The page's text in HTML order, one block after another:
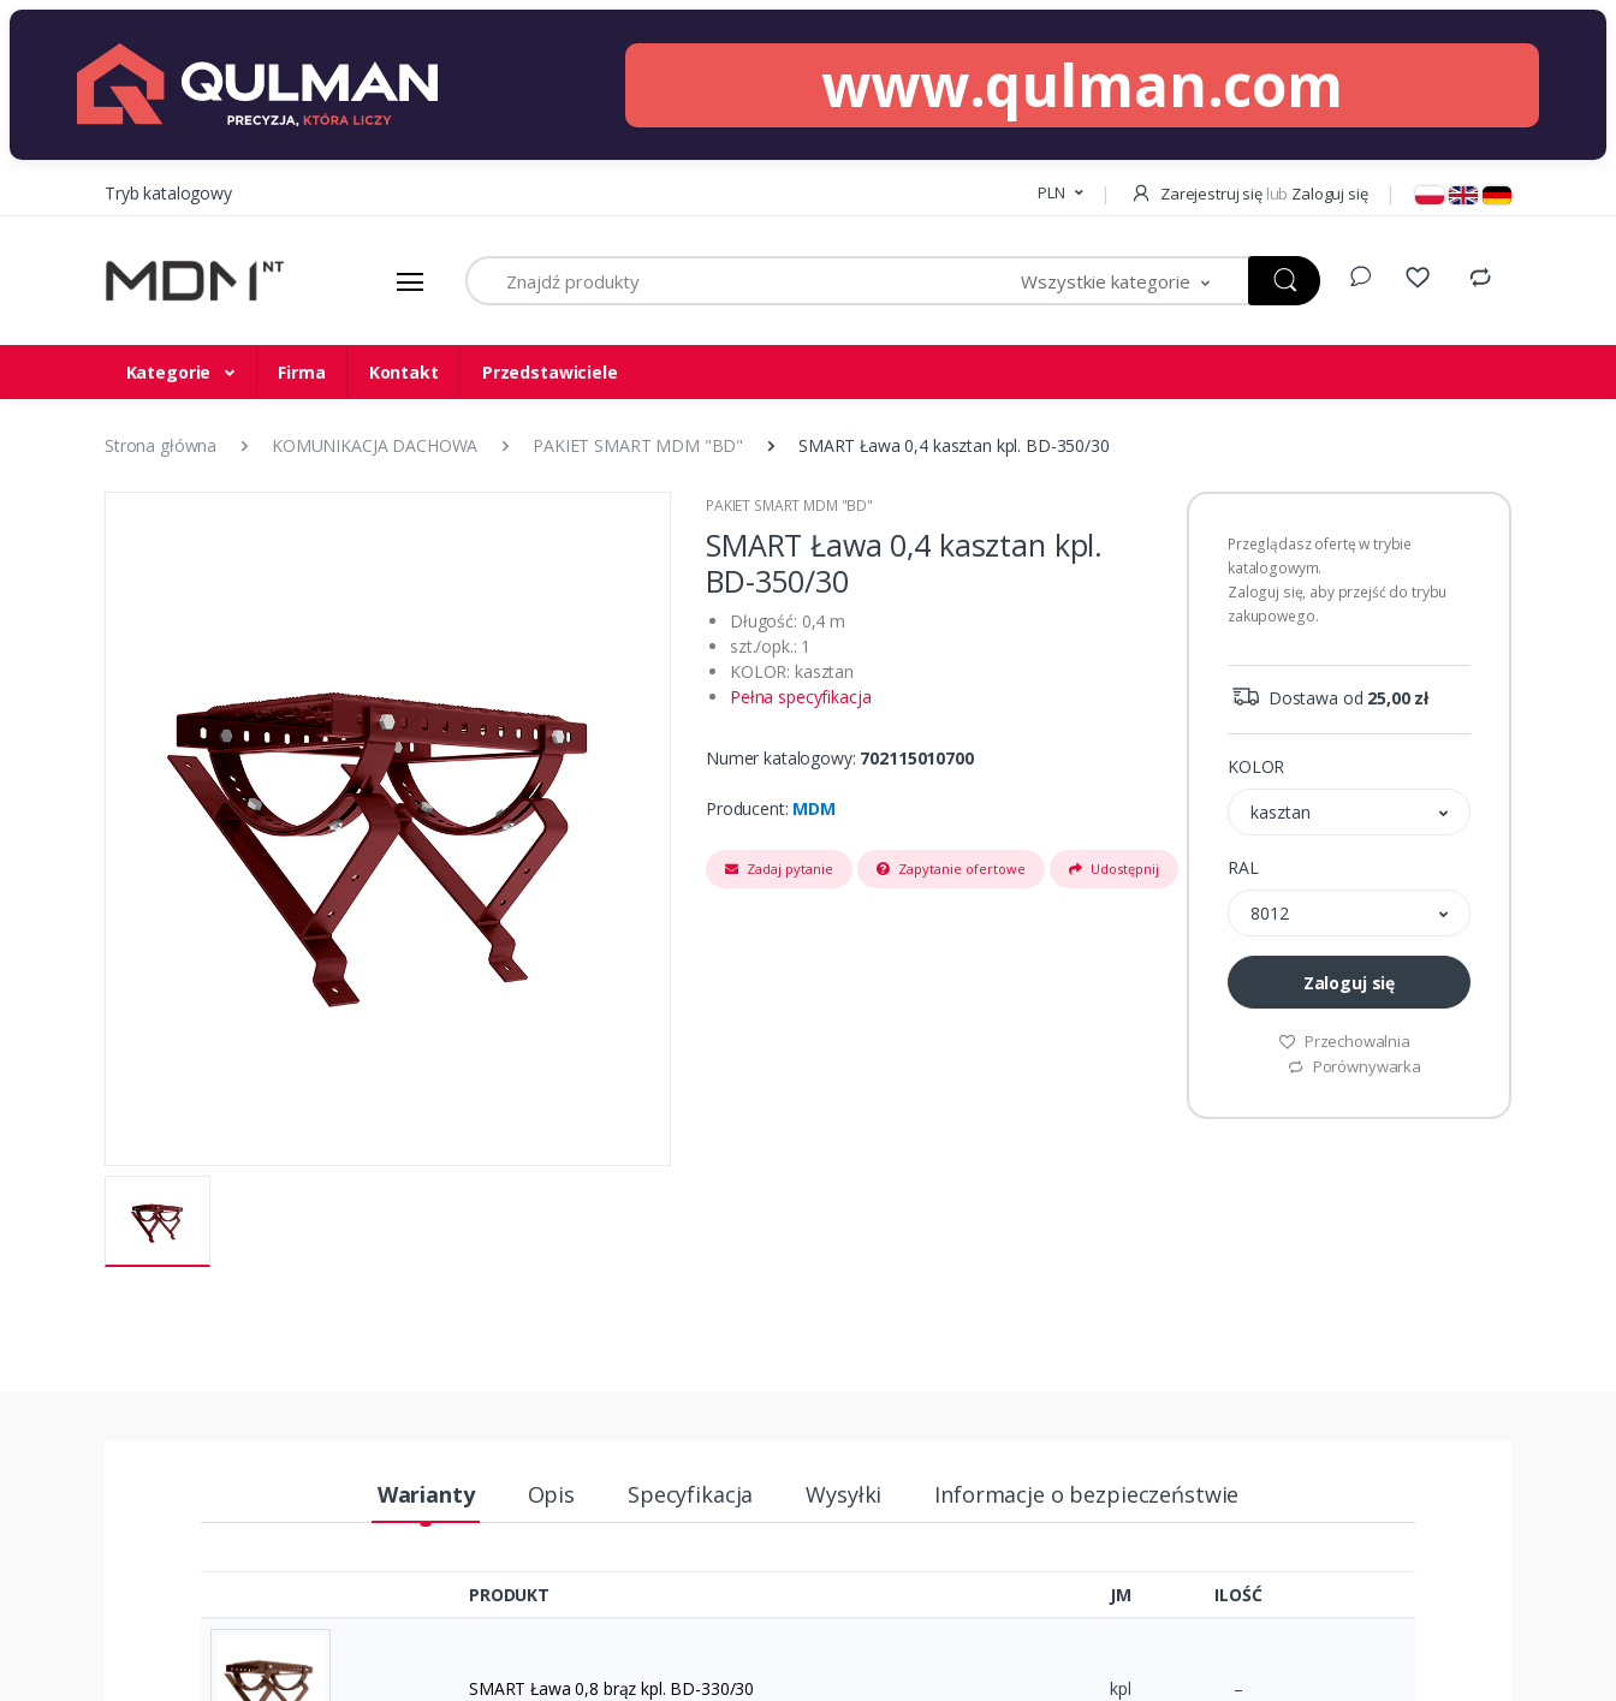
www.qulman.com
Tryb katalogowy PLN Zarejestruj się lub Zaloguj się
Szukaj
Wszystkie kategorie
Kategorie Firma Kontakt Przedstawiciele
Strona główna KOMUNIKACJA DACHOWA PAKIET SMART MDM "BD" SMART Ława 0,4 kasztan kpl. BD-350/30
PAKIET SMART MDM "BD"
SMART Ława 0,4 kasztan kpl.
BD-350/30
Długość: 0,4 m
szt./opk.: 1
KOLOR: kasztan
Pełna specyfikacja
Numer katalogowy: 702115010700
Producent: MDM
Zadaj pytanie Zapytanie ofertowe Udostępnij
Przeglądasz ofertę w trybie
katalogowym.
Zaloguj się, aby przejść do trybu
zakupowego.
Dostawa od 25,00 zł
KOLOR
kasztan
RAL
8012
Zaloguj się
Przechowalnia
Porównywarka
Warianty Opis Specyfikacja Wysyłki Informacje o bezpieczeństwie
PRODUKT JM ILOŚĆ
SMART Ława 0,8 brąz kpl. BD-330/30 kpl –